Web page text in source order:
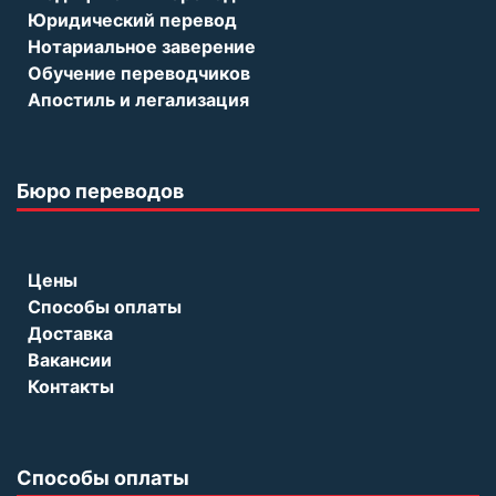
Юридический перевод
Нотариальное заверение
Обучение переводчиков
Апостиль и легализация
Бюро переводов
Цены
Способы оплаты
Доставка
Вакансии
Контакты
Способы оплаты